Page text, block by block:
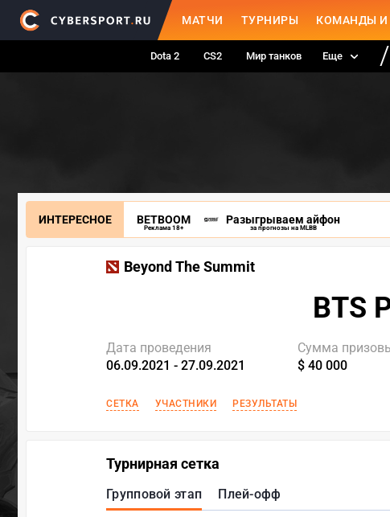
МАТЧИ ТУРНИРЫ КОМАНДЫ И
Dota 2 CS2 Мир танков Еще
ИНТЕРЕСНОЕ BETBOOM
Реклама 18+
Разыгрываем айфон
за прогнозы на MLBB
Beyond The Summit
BTS
Дата проведения
06.09.2021 - 27.09.2021
Сумма
$ 40 000
СЕТКА УЧАСТНИКИ РЕЗУЛЬТАТЫ
Турнирная сетка
Групповой этап Плей-офф